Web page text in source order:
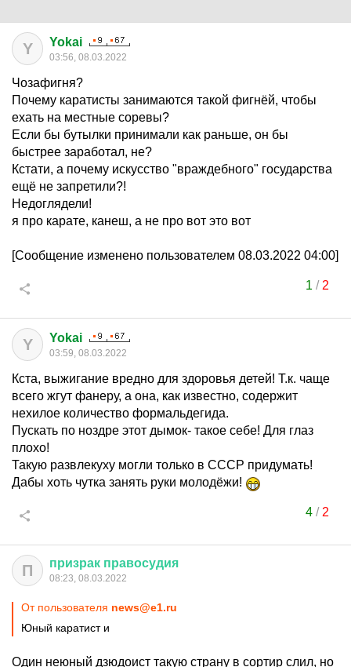
Y Yokai
03:56, 08.03.2022
Чозафигня?
Почему каратисты занимаются такой фигнёй, чтобы
ехать на местные соревы?
Если бы бутылки принимали как раньше, он бы
быстрее заработал, не?
Кстати, а почему искусство "враждебного" государства
ещё не запретили?!
Недоглядели!
я про карате, канеш, а не про вот это вот
[Сообщение изменено пользователем 08.03.2022 04:00]
1 / 2
Y Yokai
03:59, 08.03.2022
Кста, выжигание вредно для здоровья детей! Т.к. чаще
всего жгут фанеру, а она, как известно, содержит
нехилое количество формальдегида.
Пускать по ноздре этот дымок- такое себе! Для глаз
плохо!
Такую развлекуху могли только в СССР придумать!
Дабы хоть чутка занять руки молодёжи!
4/ 2
П призрак правосудия
08:23, 08.03.2022
От пользователя news@e1.ru
Юный каратист и
Один неюный дзюдоист такую страну в сортир слил, но